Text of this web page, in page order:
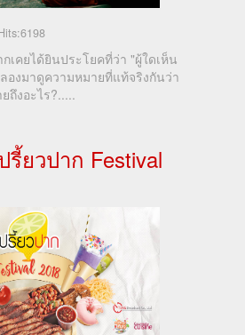
6198
เคยได้ยินประโยคที่ว่า "ผู้ใดเห็น
องมาดูความหมายที่แท้จริงกันว่า
ถึงอะไร?.....
รี้ยวปาก Festival